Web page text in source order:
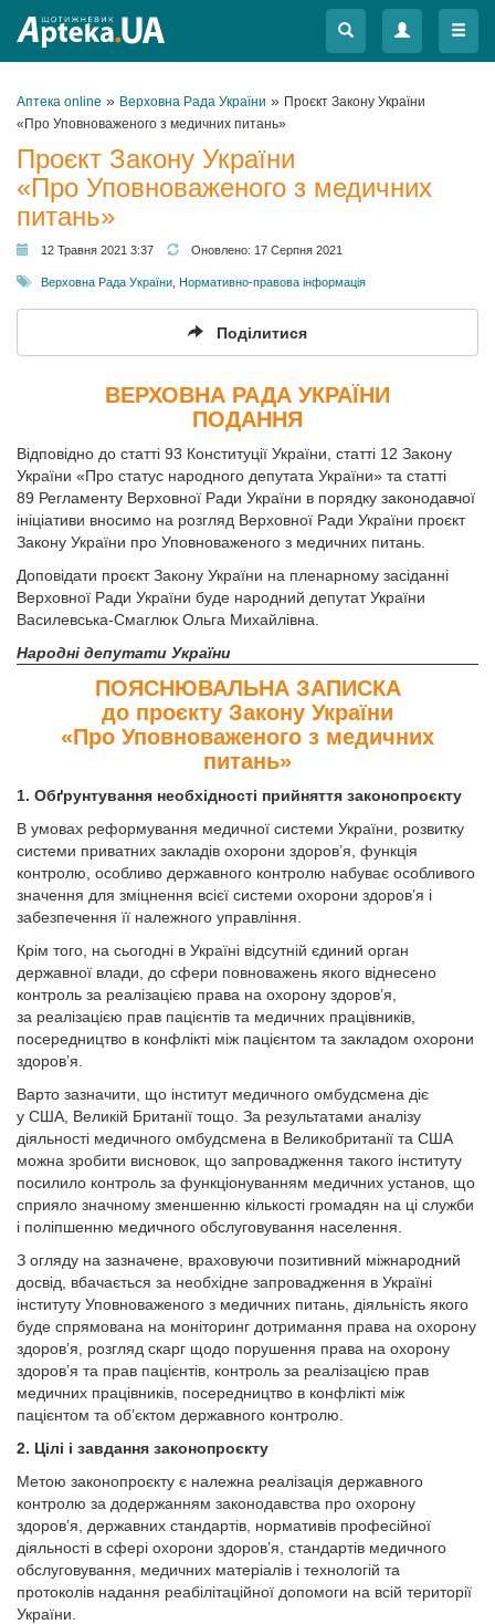
Меню
Меню
Аптека online » Верховна Рада України » Проєкт Закону України
«Про Уповноваженого з медичних питань»
Проєкт Закону України
«Про Уповноваженого з медичних
питань»
12 Травня 2021 3:37 Оновлено: 17 Серпня 2021
Верховна Рада України Нормативно-правова інформація
Поділитися
ВЕРХОВНА РАДА УКРАЇНИ
ПОДАННЯ
Відповідно до статті 93 Конституції України, статті 12 Закону
України «Про статус народного депутата України» та статті
89 Регламенту Верховної Ради України в порядку законодавчої
ініціативи вносимо на розгляд Верховної Ради України проєкт
Закону України про Уповноваженого з медичних питань.
Доповідати проєкт Закону України на пленарному засіданні
Верховної Ради України буде народний депутат України
Василевська-Смаглюк Ольга Михайлівна.
Народні депутати України
ПОЯСНЮВАЛЬНА ЗАПИСКА
до проєкту Закону України
«Про Уповноваженого з медичних
питань»
1. Обґрунтування необхідності прийняття законопроєкту
В умовах реформування медичної системи України, розвитку
системи приватних закладів охорони здоров’я, функція
контролю, особливо державного контролю набуває особливого
значення для зміцнення всієї системи охорони здоров’я і
забезпечення її належного управління.
Крім того, на сьогодні в Україні відсутній єдиний орган
державної влади, до сфери повноважень якого віднесено
контроль за реалізацією права на охорону здоров’я,
за реалізацією прав пацієнтів та медичних працівників,
посередництво в конфлікті між пацієнтом та закладом охорони
здоров’я.
Варто зазначити, що інститут медичного омбудсмена діє
у США, Великій Британії тощо. За результатами аналізу
діяльності медичного омбудсмена в Великобританії та США
можна зробити висновок, що запровадження такого інституту
посилило конт­роль за функціонуванням медичних установ, що
сприяло значному зменшенню кількості громадян на ці служби
і поліпшенню медичного обслуговування населення.
З огляду на зазначене, враховуючи позитивний міжнародний
досвід, вбачається за необхідне запровадження в Україні
інституту Уповноваженого з медичних питань, діяльність якого
буде спрямована на моніторинг дотримання права на охорону
здоров’я, розгляд скарг щодо порушення права на охорону
здоров’я та прав пацієнтів, контроль за реалізацією прав
медичних працівників, посередництво в конфлікті між
пацієнтом та об’єктом державного контролю.
2. Цілі і завдання законопроєкту
Метою законопроєкту є належна реалізація державного
контро­лю за додержанням законодавства про охорону
здоров’я, державних стандартів, нормативів професійної
діяльності в сфері охорони здоров’я, стандартів медичного
обслуговування, медичних матеріалів і технологій та
протоколів надання реабілітаційної допомоги на всій території
України.